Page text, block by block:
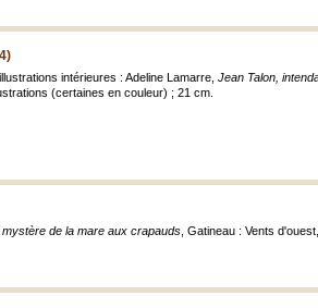
intérieures : Adeline Lamarre, Jean Talon,
(certaines en couleur) ; 21 cm.
mystère de la mare aux crapauds , Gatineau : Vents